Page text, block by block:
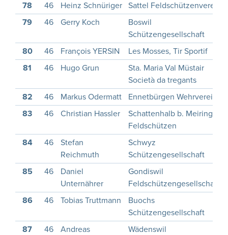
78
46 Heinz Schnüriger
Sattel Feldschützenverein
79
46 Gerry Koch
Boswil
Schützengesellschaft
80
46 François YERSIN
Les Mosses, Tir Sportif
81
46 Hugo Grun
Sta. Maria Val Müstair
Società da tregants
82
46 Markus Odermatt
Ennetbürgen Wehrverein
83
46 Christian Hassler
Schattenhalb b. Meiringen
Feldschützen
84
46
Stefan
Reichmuth
Schwyz
Schützengesellschaft
85
46
Daniel
Unternährer
Gondiswil
Feldschützengesellschaft
86
46 Tobias Truttmann
Buochs
Schützengesellschaft
87
46
Andreas
Wädenswil